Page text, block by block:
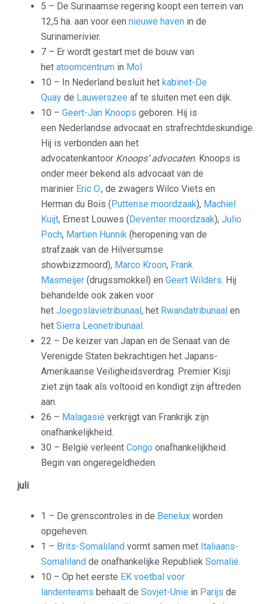
5 – De Surinaamse regering koopt een terrein van
12,5 ha. aan voor een nieuwe haven in de
Surinamerivier.
7 – Er wordt gestart met de bouw van
het atoomcentrum in Mol
10 – In Nederland besluit het kabinet-De
Quay de Lauwerszee af te sluiten met een dijk.
10 – Geert-Jan Knoops geboren. Hij is
een Nederlandse advocaat en strafrechtdeskundige.
Hij is verbonden aan het
advocatenkantoor Knoops’ advocaten. Knoops is
onder meer bekend als advocaat van de
marinier Eric O., de zwagers Wilco Viets en
Herman du Bois (Puttense moordzaak), Machiel
Kuijt, Ernest Louwes (Deventer moordzaak), Julio
Poch, Martien Hunnik (heropening van de
strafzaak van de Hilversumse
showbizzmoord), Marco Kroon, Frank
Masmeijer (drugssmokkel) en Geert Wilders. Hij
behandelde ook zaken voor
het Joegoslaviëtribunaal, het Rwandatribunaal en
het Sierra Leonetribunaal.
22 – De keizer van Japan en de Senaat van de
Verenigde Staten bekrachtigen het Japans-
Amerikaanse Veiligheidsverdrag. Premier Kisji
ziet zijn taak als voltooid en kondigt zijn aftreden
aan.
26 – Malagasië verkrijgt van Frankrijk zijn
onafhankelijkheid.
30 – België verleent Congo onafhankelijkheid.
Begin van ongeregeldheden.
juli
1 – De grenscontroles in de Benelux worden
opgeheven.
1 – Brits-Somaliland vormt samen met Italiaans-
Somaliland de onafhankelijke Republiek Somalië.
10 – Op het eerste EK voetbal voor
landenteams behaalt de Sovjet-Unie in Parijs de